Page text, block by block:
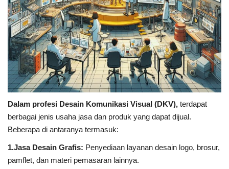
Dalam profesi Desain Komunikasi Visual (DKV), terdapat
berbagai jenis usaha jasa dan produk yang dapat dijual.
Beberapa di antaranya termasuk:
1.Jasa Desain Grafis: Penyediaan layanan desain logo, brosur,
pamflet, dan materi pemasaran lainnya.